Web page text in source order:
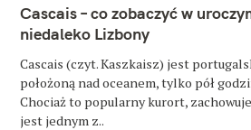
T
E
G
O
I
E
Cascais – co zobaczyć w
niedaleko Lizbony
Cascais (czyt. Kaszkaisz) jest
położoną nad oceanem, tylko pół
Chociaż to popularny kurort,
jest jednym z..